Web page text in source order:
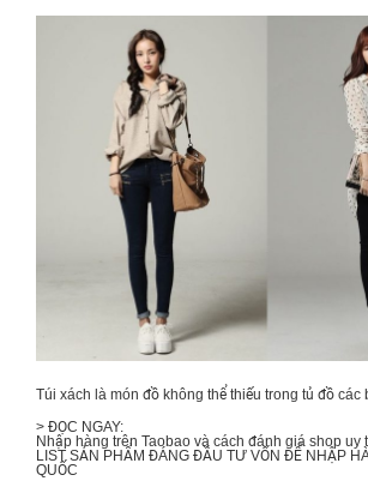
Túi xách là món đồ không thể thiếu trong tủ đồ các
> ĐỌC NGAY:
Nhập hàng trên Taobao và cách đánh giá shop uy
LISTSẢN PHẨM ĐÁNG ĐẦU TƯ VỐN ĐỂ NHẬP
QUỐC